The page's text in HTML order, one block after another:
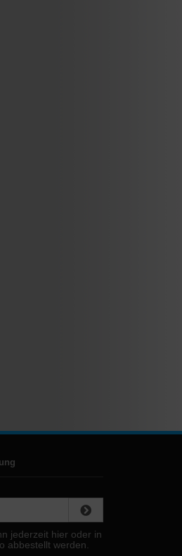
jederzeit hier oder in
abbestellt werden.